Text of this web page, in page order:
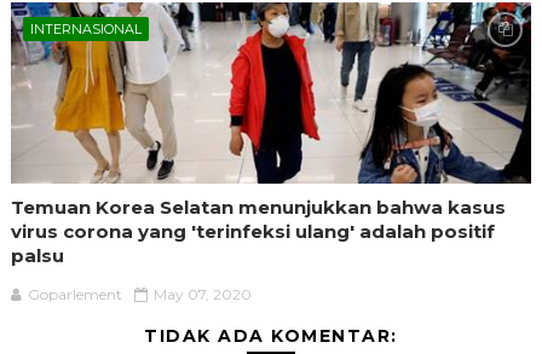
INTERNASIONAL
Temuan Korea Selatan menunjukkan bahwa kasus
virus corona yang 'terinfeksi ulang' adalah positif
palsu
Goparlement May 07, 2020
TIDAK ADA KOMENTAR: